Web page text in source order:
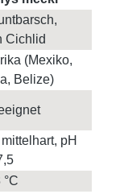
Cichlid
(Mexiko,
Belize)
pH